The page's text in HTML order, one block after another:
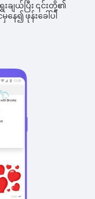
ျယ်ပြီး ၎င်းတို့၏
ေ၍ ဖုန်းခေါ်ပါ